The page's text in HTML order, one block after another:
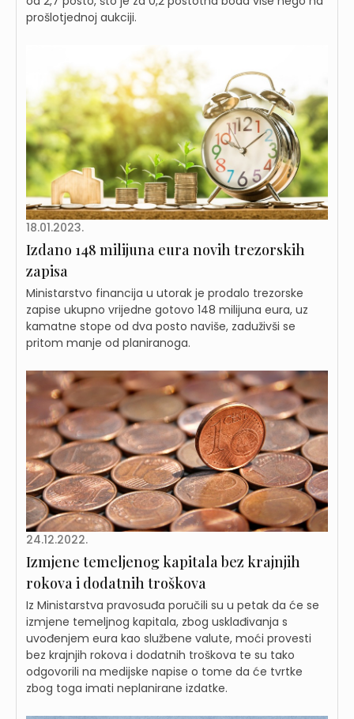
prošlotjednoj aukciji.
18.01.2023.
Izdano 148 milijuna eura novih trezorskih
zapisa
Ministarstvo financija u utorak je prodalo trezorske
zapise ukupno vrijedne gotovo 148 milijuna eura, uz
kamatne stope od dva posto naviše, zaduživši se
pritom manje od planiranoga.
24.12.2022.
Izmjene temeljenog kapitala bez krajnjih
rokova i dodatnih troškova
Iz Ministarstva pravosuđa poručili su u petak da će se
izmjene temeljnog kapitala, zbog usklađivanja s
uvođenjem eura kao službene valute, moći provesti
bez krajnjih rokova i dodatnih troškova te su tako
odgovorili na medijske napise o tome da će tvrtke
zbog toga imati neplanirane izdatke.